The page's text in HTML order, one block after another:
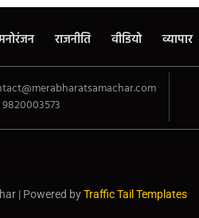
राजनीति वीडियो व्यापार
9820003573
| Powered byTraffic Tail Templates